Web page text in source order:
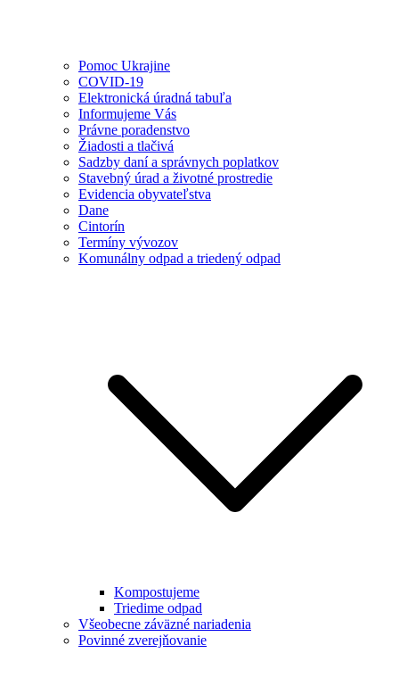
Pomoc Ukrajine
COVID-19
Elektronická úradná tabuľa
Informujeme Vás
Právne poradenstvo
Žiadosti a tlačivá
Sadzby daní a správnych poplatkov
Stavebný úrad a životné prostredie
Evidencia obyvateľstva
Dane
Cintorín
Termíny vývozov
Komunálny odpad a triedený odpad
Kompostujeme
Triedime odpad
Všeobecne záväzné nariadenia
Povinné zverejňovanie